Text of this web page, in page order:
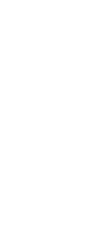
a sortir al carrer